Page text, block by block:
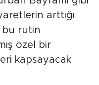
arttığı
bu rutin
özel bir
kapsayacak